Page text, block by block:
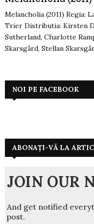
Melancholia (2011) Regia:
Trier Distributia: Kirsten
Sutherland, Charlotte
Skarsgård, Stellan
NOI PE FACEBOOK
ABONAȚI-VĂ LA
JOIN OUR
And get notified
post.